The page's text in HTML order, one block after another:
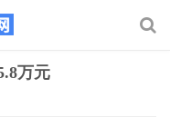
万元